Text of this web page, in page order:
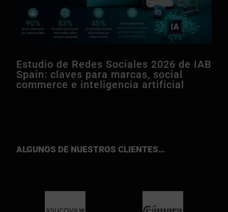
Estudio de Redes Sociales 2026 de IAB
Spain: claves para marcas, social
commerce e inteligencia artificial
ALGUNOS DE NUESTROS CLIENTES…